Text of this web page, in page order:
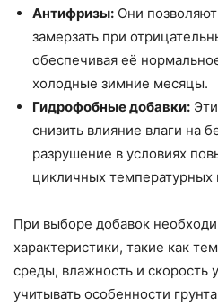
Антифризы: Они
замерзать при
обеспечивая её
холодные зимние месяцы.
Гидрофобные добавки:
снизить влияние влаги на
разрушение в условиях
цикличных температурных
При выборе добавок
характеристики, такие как
среды, влажность и скорость
учитывать особенности